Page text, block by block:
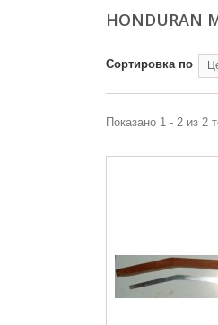
HONDURAN
Сортировка по
Показано 1 - 2 из 2